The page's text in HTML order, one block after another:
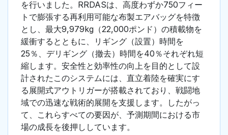
を行いました。RRDASは、高度わずか750フィー
トで膨張する再利用可能な布製エアバッグを特徴
とし、最大9,979kg（22,000ポンド）の積載物を
緩衝するとともに、リギング（設置）時間を
25％、デリギング（撤去）時間を40％それぞれ短
縮します。安全性と効率性の向上を目的として設
計されたこのシステムには、直立着陸を確実にす
る展開式アウトリガーが搭載されており、戦闘地
域での迅速な戦術的展開を支援します。したがっ
て、これらすべての要因が、予測期間における市
場の成長を後押ししています。